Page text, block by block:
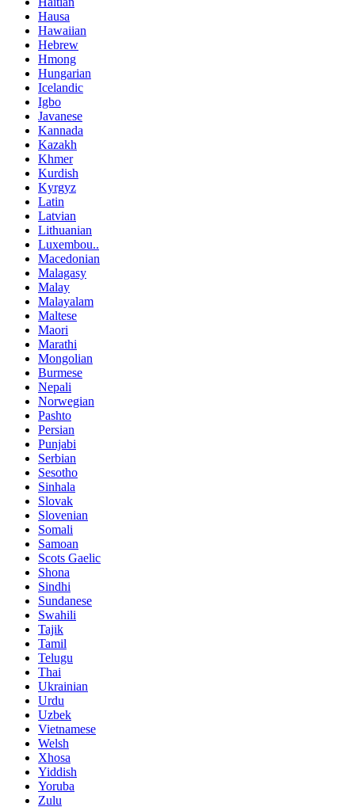
Hausa
Hawaiian
Hebrew
Hmong
Hungarian
Icelandic
Igbo
Javanese
Kannada
Kazakh
Khmer
Kurdish
Kyrgyz
Latin
Latvian
Lithuanian
Luxembou..
Macedonian
Malagasy
Malay
Malayalam
Maltese
Maori
Marathi
Mongolian
Burmese
Nepali
Norwegian
Pashto
Persian
Punjabi
Serbian
Sesotho
Sinhala
Slovak
Slovenian
Somali
Samoan
Scots Gaelic
Shona
Sindhi
Sundanese
Swahili
Tajik
Tamil
Telugu
Thai
Ukrainian
Urdu
Uzbek
Vietnamese
Welsh
Xhosa
Yiddish
Yoruba
Zulu